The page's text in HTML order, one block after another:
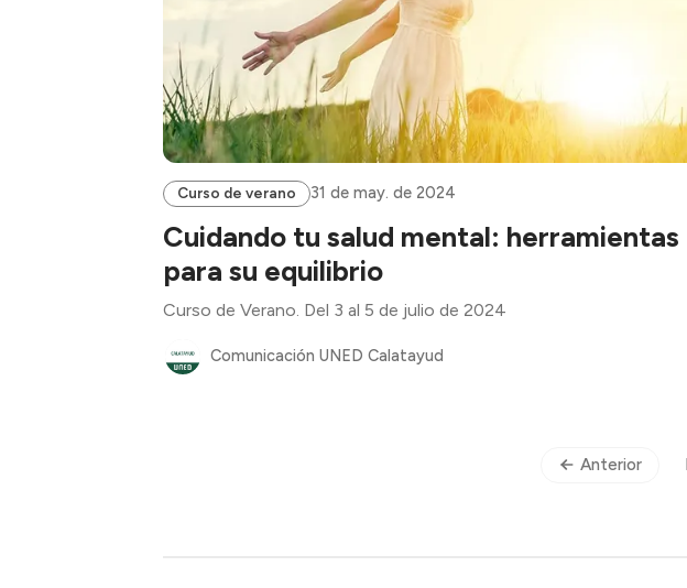
Curso de verano 31 de may. de 2024
Cuidando tu salud mental: herramientas
para su equilibrio
Curso de Verano. Del 3 al 5 de julio de 2024
Comunicación UNED Calatayud
Anterior